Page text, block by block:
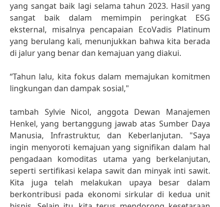
yang sangat baik lagi selama tahun 2023. Hasil yang
sangat baik dalam memimpin peringkat ESG
eksternal, misalnya pencapaian EcoVadis Platinum
yang berulang kali, menunjukkan bahwa kita berada
di jalur yang benar dan kemajuan yang diakui.
“Tahun lalu, kita fokus dalam memajukan komitmen
lingkungan dan dampak sosial,"
tambah Sylvie Nicol, anggota Dewan Manajemen
Henkel, yang bertanggung jawab atas Sumber Daya
Manusia, Infrastruktur, dan Keberlanjutan. "Saya
ingin menyoroti kemajuan yang signifikan dalam hal
pengadaan komoditas utama yang berkelanjutan,
seperti sertifikasi kelapa sawit dan minyak inti sawit.
Kita juga telah melakukan upaya besar dalam
berkontribusi pada ekonomi sirkular di kedua unit